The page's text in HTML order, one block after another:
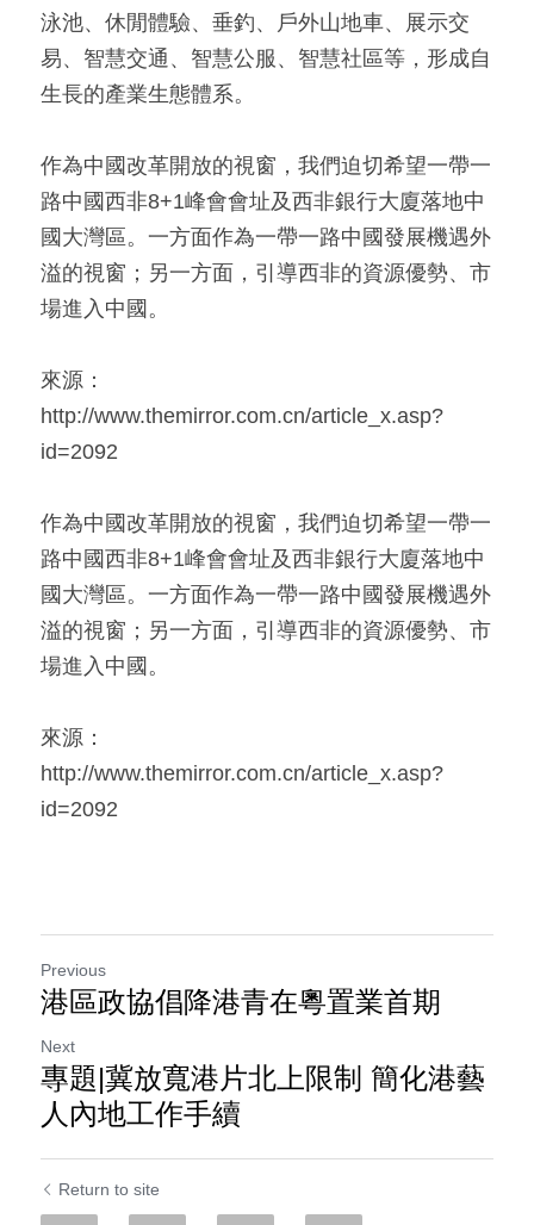
泳池、休閒體驗、垂釣、戶外山地車、展示交
易、智慧交通、智慧公服、智慧社區等，形成自
生長的產業生態體系。
作為中國改革開放的視窗，我們迫切希望一帶一
路中國西非8+1峰會會址及西非銀行大廈落地中
國大灣區。一方面作為一帶一路中國發展機遇外
溢的視窗；另一方面，引導西非的資源優勢、市
場進入中國。
來源：
http://www.themirror.com.cn/article_x.asp?
id=2092
作為中國改革開放的視窗，我們迫切希望一帶一
路中國西非8+1峰會會址及西非銀行大廈落地中
國大灣區。一方面作為一帶一路中國發展機遇外
溢的視窗；另一方面，引導西非的資源優勢、市
場進入中國。
來源：
http://www.themirror.com.cn/article_x.asp?
id=2092
Previous
港區政協倡降港青在粵置業首期
Next
專題|冀放寬港片北上限制 簡化港藝
人內地工作手續
Return to site